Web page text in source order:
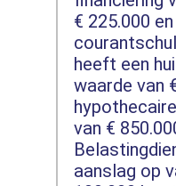
€ 225.000
heeft een
waarde van
van €
aanslag op